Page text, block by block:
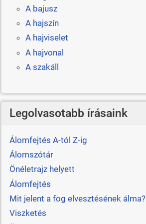
A bajusz
A hajszín
A hajviselet
A hajvonal
A szakáll
Legolvasotabb írásaink
Álomfejtés A-tól Z-ig
Álomszótár
Önéletrajz helyett
Álomfejtés
Mit jelent a fog elvesztésének álma?
Viszketés